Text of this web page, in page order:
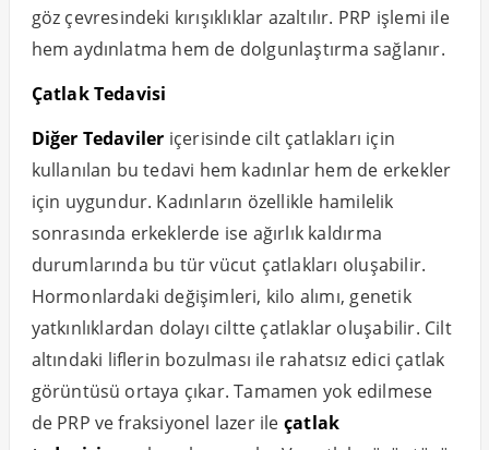
göz çevresindeki kırışıklıklar azaltılır. PRP işlemi ile
hem aydınlatma hem de dolgunlaştırma sağlanır.
Çatlak Tedavisi
Diğer Tedaviler içerisinde cilt çatlakları için
kullanılan bu tedavi hem kadınlar hem de erkekler
için uygundur. Kadınların özellikle hamilelik
sonrasında erkeklerde ise ağırlık kaldırma
durumlarında bu tür vücut çatlakları oluşabilir.
Hormonlardaki değişimleri, kilo alımı, genetik
yatkınlıklardan dolayı ciltte çatlaklar oluşabilir. Cilt
altındaki liflerin bozulması ile rahatsız edici çatlak
görüntüsü ortaya çıkar. Tamamen yok edilmese
de PRP ve fraksiyonel lazer ile çatlak